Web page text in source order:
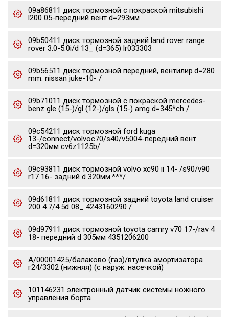
09a86811 диск тормозной с покраской mitsubishi
l200 05-передний вент d=293мм
09b50411 диск тормозной задний land rover range
rover 3.0-5.0i/d 13_ (d=365) lr033303
09b56511 диск тормозной передний, вентилир.d=280
mm. nissan juke-10- /
09b71011 диск тормозной с покраской mercedes-
benz gle (15-)/gl (12-)/gls (15-) amg d=345*ch /
09c54211 диск тормозной ford kuga
13-/connect/volvoc70/s40/v5004-передний вент
d=320мм cv6z1125b/
09c93811 диск тормозной volvo xc90 ii 14- /s90/v90
r17 16- задний d 320мм.***/
09d61811 диск тормозной задний toyota land cruiser
200 4.7/4.5d 08_ 4243160290 /
09d97911 диск тормозной toyota camry v70 17-/rav 4
18- передний d 305мм 4351206200
А/00001425/балаково (газ)/втулка амортизатора
г24/3302 (нижняя) (с наруж. насечкой)
101146231 электронный датчик системы ножного
управления борта